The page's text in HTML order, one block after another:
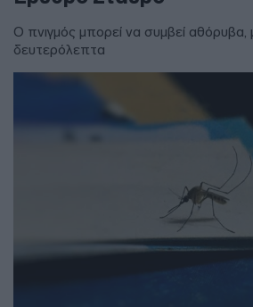
Ο πνιγμός μπορεί να συμβεί αθόρυβα,
δευτερόλεπτα